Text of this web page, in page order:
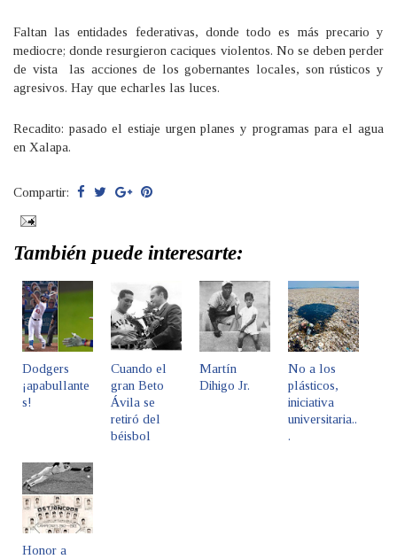
Faltan las entidades federativas, donde todo es más precario y
mediocre; donde resurgieron caciques violentos. No se deben perder
de vista las acciones de los gobernantes locales, son rústicos y
agresivos. Hay que echarles las luces.
Recadito: pasado el estiaje urgen planes y programas para el agua
en Xalapa.
Compartir:
También puede interesarte:
Dodgers
¡apabullante
s!
Cuando el
gran Beto
Ávila se
retiró del
béisbol
Martín
Dihigo Jr.
No a los
plásticos,
iniciativa
universitaria..
.
Honor a